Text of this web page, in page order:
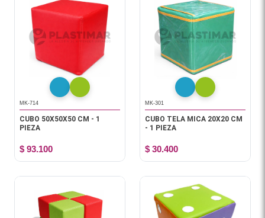
MK-714
CUBO 50X50X50 CM - 1
PIEZA
$ 93.100
MK-301
CUBO TELA MICA 20X20 CM
- 1 PIEZA
$ 30.400